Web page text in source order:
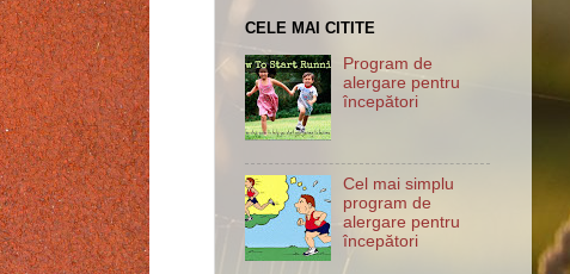
CELE MAI CITITE
Program de
alergare pentru
începători
Cel mai simplu
program de
alergare pentru
începători